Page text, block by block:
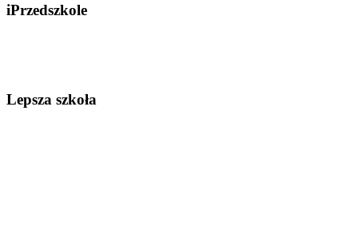
iPrzedszkole
Lepsza szkoła